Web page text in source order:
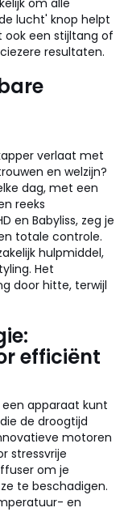
om alle
lucht' knop helpt
ook een stijltang of
resultaten.
verlaat met
en welzijn?
dag, met een
reeks
en Babyliss, zeg je
totale controle.
hulpmiddel,
Het
door hitte, terwijl
efficiënt
apparaat kunt
de droogtijd
motoren
stressvrije
om je
te beschadigen.
en